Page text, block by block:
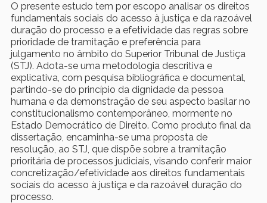
O presente estudo tem por escopo analisar os direitos
fundamentais sociais do acesso à justiça e da razoável
duração do processo e a efetividade das regras sobre
prioridade de tramitação e preferência para
julgamento no âmbito do Superior Tribunal de Justiça
(STJ). Adota-se uma metodologia descritiva e
explicativa, com pesquisa bibliográfica e documental,
partindo-se do princípio da dignidade da pessoa
humana e da demonstração de seu aspecto basilar no
constitucionalismo contemporâneo, mormente no
Estado Democrático de Direito. Como produto final da
dissertação, encaminha-se uma proposta de
resolução, ao STJ, que dispõe sobre a tramitação
prioritária de processos judiciais, visando conferir maior
concretização/efetividade aos direitos fundamentais
sociais do acesso à justiça e da razoável duração do
processo.